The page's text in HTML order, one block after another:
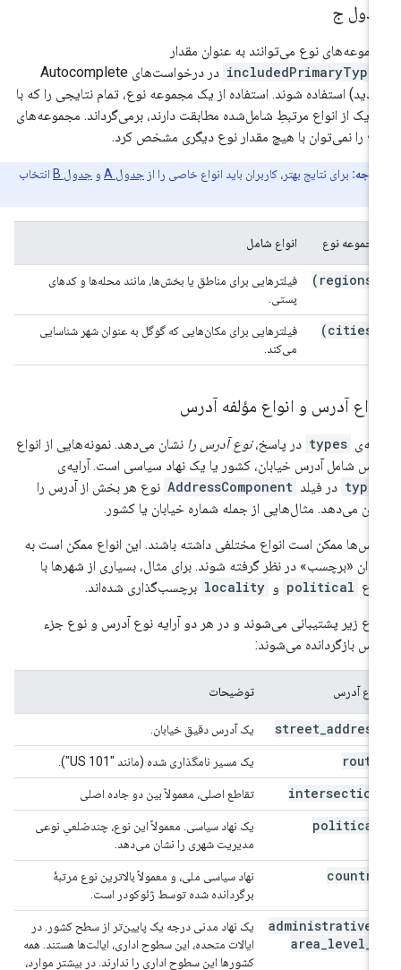
ج
نوع می‌توانند به عنوان مقدار
در درخواست‌های Autocomplete
استفاده شوند. استفاده از یک مجموعه نوع، تمام نتایجی را که با
یک از انواع مرتبطِ شامل‌شده مطابقت دارند، برمی‌گرداند. مجموعه‌های
را نمی‌توان با هیچ مقدار نوع دیگری مشخص کرد.
برای نتایج بهتر، کاربران باید انواع خاصی را از جدول A و جدول B انتخاب
مجموعه نوع انواع شامل
فیلترهایی برای مناطق یا بخش‌ها، مانند محله‌ها و کدهای
پستی.
فیلترهایی برای مکان‌هایی که گوگل به عنوان شهر شناسایی
می‌کند.
آدرس و انواع مؤلفه آدرس
types در پاسخ،نوع آدرس رانشان می‌دهد. نمونه‌هایی از انواع
شامل آدرس خیابان، کشور یا یک نهاد سیاسی است. آرایه‌ی
در فیلد AddressComponent نوع هر بخش از آدرس را
می‌دهد. مثال‌هایی از جمله شماره خیابان یا کشور.
ممکن است انواع مختلفی داشته باشند. این انواع ممکن است به
«برچسب» در نظر گرفته شوند. برای مثال، بسیاری از شهرها با
political و locality برچسب‌گذاری شده‌اند.
زیر پشتیبانی می‌شوند و در هر دو آرایه نوع آدرس و نوع جزء
بازگردانده می‌شوند:
نوع آدرس توضیحات
street_address یک آدرس دقیق خیابان.
route یک مسیر نامگذاری شده (مانند "US 101").
intersection تقاطع اصلی، معمولاً بین دو جاده اصلی
political
یک نهاد سیاسی. معمولاً این نوع، چندضلعیِ نوعی
مدیریت شهری را نشان می‌دهد.
country
نهاد سیاسی ملی، و معمولاً بالاترین نوع مرتبۀ
برگردانده شده توسط ژئوکودر است.
administrative
area_level
یک نهاد مدنی درجه یک پایین‌تر از سطح کشور. در
ایالات متحده، این سطوح اداری، ایالت‌ها هستند. همه
کشورها این سطوح اداری را ندارند. در بیشتر موارد،